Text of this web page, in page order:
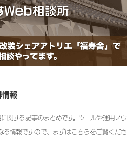
報
関する記事のまとめです。ツールや運用ノウ
情報ですので、まずはこちらをご覧くださ